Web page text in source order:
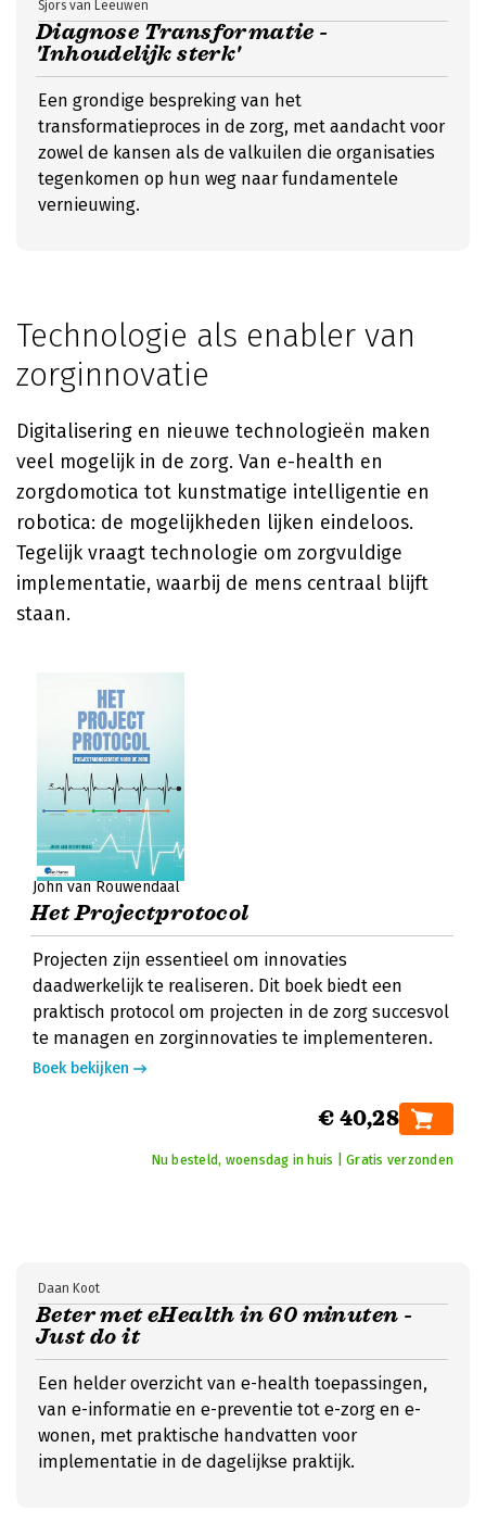
Diagnose Transformatie -
'Inhoudelijk sterk'
Sjors van Leeuwen
Een grondige bespreking van het
transformatieproces in de zorg, met aandacht voor
zowel de kansen als de valkuilen die organisaties
tegenkomen op hun weg naar fundamentele
vernieuwing.
Technologie als enabler van
zorginnovatie
Digitalisering en nieuwe technologieën maken
veel mogelijk in de zorg. Van e-health en
zorgdomotica tot kunstmatige intelligentie en
robotica: de mogelijkheden lijken eindeloos.
Tegelijk vraagt technologie om zorgvuldige
implementatie, waarbij de mens centraal blijft
staan.
John van Rouwendaal
Het Projectprotocol
Projecten zijn essentieel om innovaties
daadwerkelijk te realiseren. Dit boek biedt een
praktisch protocol om projecten in de zorg succesvol
te managen en zorginnovaties te implementeren.
Boek bekijken
€ 40,28
Nu besteld, woensdag in huis | Gratis verzonden
Beter met eHealth in 60 minuten -
Just do it
Daan Koot
Een helder overzicht van e-health toepassingen,
van e-informatie en e-preventie tot e-zorg en e-
wonen, met praktische handvatten voor
implementatie in de dagelijkse praktijk.